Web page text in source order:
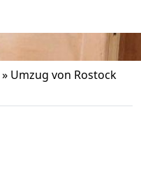
» Umzug von Rostock